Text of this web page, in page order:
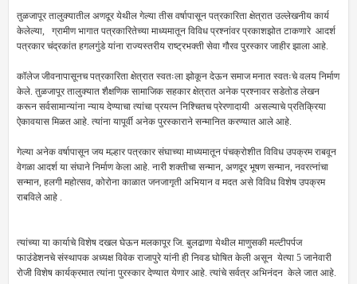
तुळजापूर तालुक्यातील अणदूर येथील गेल्या तीस वर्षापासून पत्रकारिता क्षेत्रात उल्लेखनीय कार्य
केलेल्या, ग्रामीण भागात पत्रकारितेच्या माध्यमातून विविध प्रश्नांवर प्रकाशझोत टाकणारे आदर्श
पत्रकार चंद्रकांत हगलगुंडे यांना राज्यस्तरीय राष्ट्रभक्ती सेवा गौरव पुरस्कार जाहीर झाला आहे.
कॉलेज जीवनापासूनच पत्रकारिता क्षेत्रात स्वतःला झोकून देऊन समाज मनात स्वतःचे वलय निर्माण
केले. तुळजापूर तालुक्यात शैक्षणिक सामाजिक सहकार क्षेत्रात अनेक प्रश्नावर सडेतोड लेखन
करून सर्वसामान्यांना न्याय देण्याचा त्यांचा प्रयत्न निश्चितच प्रेरणादायी असल्याचे प्रतिक्रिया
ऐकावयास मिळत आहे. त्यांना यापूर्वी अनेक पुरस्काराने सन्मानित करण्यात आले आहे.
गेल्या अनेक वर्षापासून जय मल्हार पत्रकार संघाच्या माध्यमातून पंचक्रोशीत विविध उपक्रम राबवून
वेगळा आदर्श या संघाने निर्माण केला आहे. नारी शक्तीचा सन्मान, अणदूर भूषण सन्मान, नवरत्नांचा
सन्मान, हलगी महोत्सव, कोरोना काळात जनजागृती अभियान व मदत असे विविध विशेष उपक्रम
राबविले आहे .
त्यांच्या या कार्याचे विशेष दखल घेऊन मलकापूर जि. बुलढाणा येथील माणुसकी मल्टीपर्पज
फाउंडेशनचे संस्थापक अध्यक्ष विवेक राजापुरे यांनी ही निवड घोषित केली असून येत्या 5 जानेवारी
रोजी विशेष कार्यक्रमात त्यांना पुरस्कार देण्यात येणार आहे. त्यांचे सर्वत्र अभिनंदन केले जात आहे.